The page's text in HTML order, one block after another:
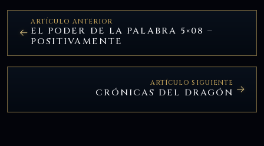
ARTÍCULO ANTERIOR
EL PODER DE LA PALABRA 5×08 –
POSITIVAMENTE
ARTÍCULO SIGUIENTE
CRÓNICAS DEL DRAGÓN